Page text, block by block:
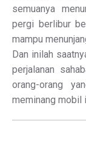
semuanya
pergi berlibur
mampu
Dan inilah
perjalanan
orang-orang
meminang mobil